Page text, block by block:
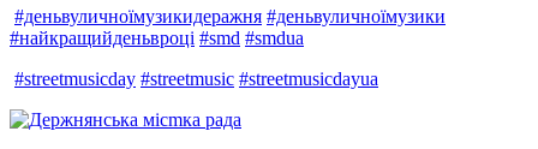
#деньвуличноїмузикидеражня #деньвуличноїмузики
#найкращийденьвроці #smd #smdua
#streetmusicday #streetmusic #streetmusicdayua